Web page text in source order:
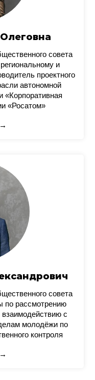
совета
и
проектного
автономной
«Корпоративная
«Росатом»
совета
по рассмотрению
с
молодёжи по
контроля